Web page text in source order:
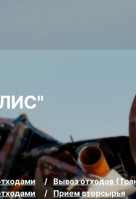
Вывоз отходов
Прием вторсырья